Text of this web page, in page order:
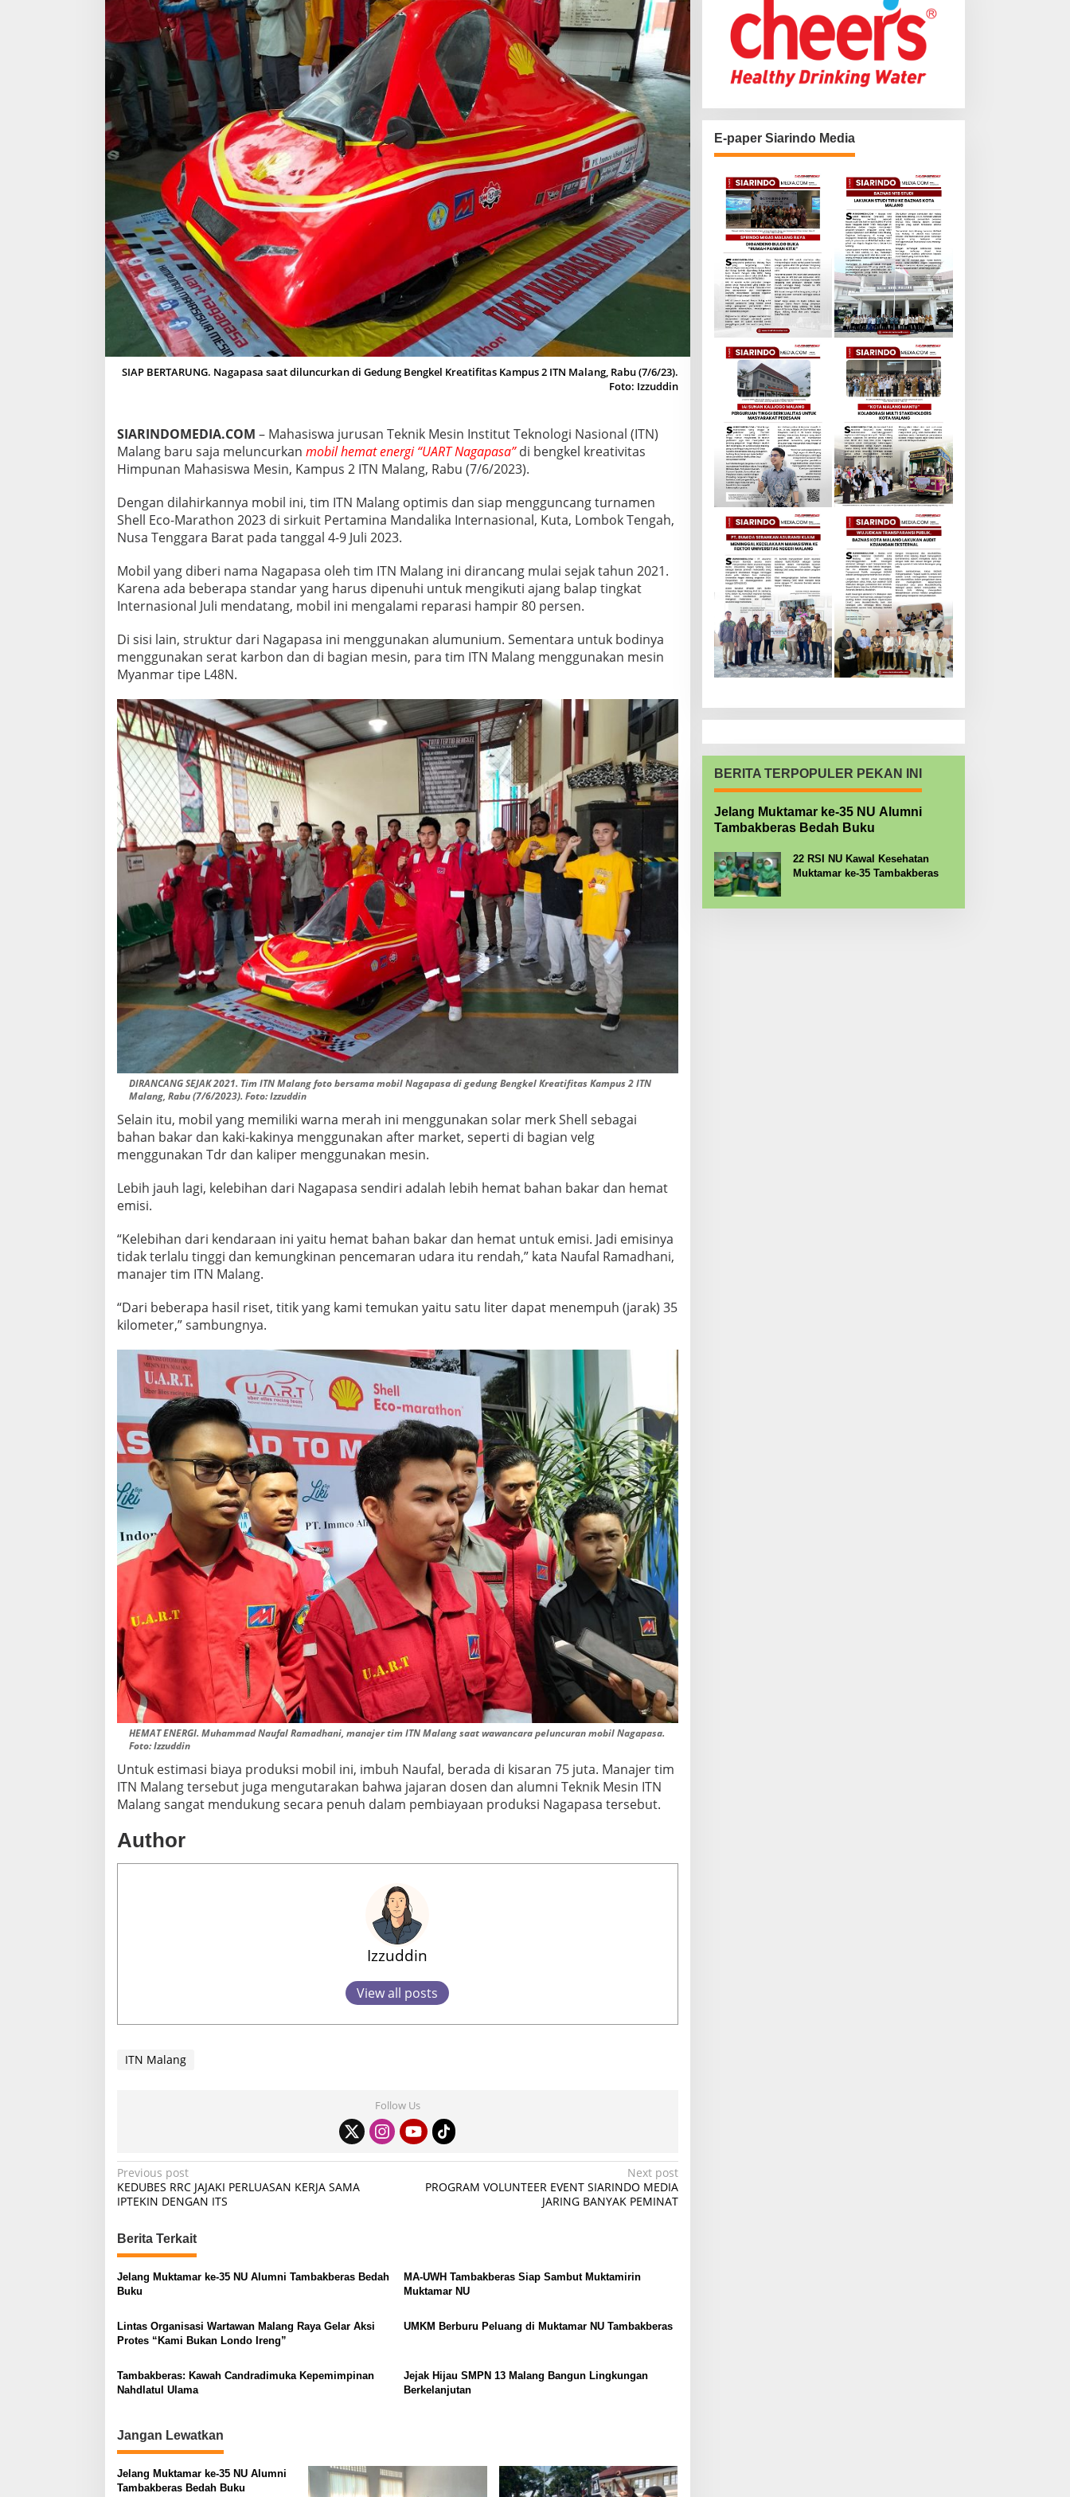
M
A
A
N
S
A
P
G
U
N
C
A
G
S
H
E
L
L
E
C
O
M
T
H
O
0
2
3
SIAP BERTARUNG. Nagapasa saat diluncurkan di Gedung Bengkel Kreatifitas Kampus 2 ITN Malang, Rabu (7/6/23).
Foto: Izzuddin
SIARINDOMEDIA.COM – Mahasiswa jurusan Teknik Mesin Institut Teknologi Nasional (ITN)
Malang baru saja meluncurkan mobil hemat energi “UART Nagapasa”di bengkel kreativitas
Himpunan Mahasiswa Mesin, Kampus 2 ITN Malang, Rabu (7/6/2023).
Dengan dilahirkannya mobil ini, tim ITN Malang optimis dan siap mengguncang turnamen
Shell Eco-Marathon 2023 di sirkuit Pertamina Mandalika Internasional, Kuta, Lombok Tengah,
Nusa Tenggara Barat pada tanggal 4-9 Juli 2023.
Mobil yang diberi nama Nagapasa oleh tim ITN Malang ini dirancang mulai sejak tahun 2021.
Karena ada beberapa standar yang harus dipenuhi untuk mengikuti ajang balap tingkat
Internasional Juli mendatang, mobil ini mengalami reparasi hampir 80 persen.
Di sisi lain, struktur dari Nagapasa ini menggunakan alumunium. Sementara untuk bodinya
menggunakan serat karbon dan di bagian mesin, para tim ITN Malang menggunakan mesin
Myanmar tipe L48N.
DIRANCANG SEJAK 2021. Tim ITN Malang foto bersama mobil Nagapasa di gedung Bengkel Kreatifitas Kampus 2 ITN
Malang, Rabu (7/6/2023). Foto: Izzuddin
Selain itu, mobil yang memiliki warna merah ini menggunakan solar merk Shell sebagai
bahan bakar dan kaki-kakinya menggunakan after market, seperti di bagian velg
menggunakan Tdr dan kaliper menggunakan mesin.
Lebih jauh lagi, kelebihan dari Nagapasa sendiri adalah lebih hemat bahan bakar dan hemat
emisi.
“Kelebihan dari kendaraan ini yaitu hemat bahan bakar dan hemat untuk emisi. Jadi emisinya
tidak terlalu tinggi dan kemungkinan pencemaran udara itu rendah,” kata Naufal Ramadhani,
manajer tim ITN Malang.
“Dari beberapa hasil riset, titik yang kami temukan yaitu satu liter dapat menempuh (jarak) 35
kilometer,” sambungnya.
HEMAT ENERGI. Muhammad Naufal Ramadhani, manajer tim ITN Malang saat wawancara peluncuran mobil Nagapasa.
Foto: Izzuddin
Untuk estimasi biaya produksi mobil ini, imbuh Naufal, berada di kisaran 75 juta. Manajer tim
ITN Malang tersebut juga mengutarakan bahwa jajaran dosen dan alumni Teknik Mesin ITN
Malang sangat mendukung secara penuh dalam pembiayaan produksi Nagapasa tersebut.
Author
Izzuddin
View all posts
ITN Malang
Follow Us
P
o
t
n
a
i
a
t
o
n
Previous post
KEDUBES RRC JAJAKI PERLUASAN KERJA SAMA
IPTEKIN DENGAN ITS
Next post
PROGRAM VOLUNTEER EVENT SIARINDO MEDIA
JARING BANYAK PEMINAT
Berita Terkait
Jelang Muktamar ke-35 NU Alumni Tambakberas Bedah
Buku
MA-UWH Tambakberas Siap Sambut Muktamirin
Muktamar NU
Lintas Organisasi Wartawan Malang Raya Gelar Aksi
Protes “Kami Bukan Londo Ireng”
UMKM Berburu Peluang di Muktamar NU Tambakberas
Tambakberas: Kawah Candradimuka Kepemimpinan
Nahdlatul Ulama
Jejak Hijau SMPN 13 Malang Bangun Lingkungan
Berkelanjutan
Jangan Lewatkan
Jelang Muktamar ke-35 NU Alumni
Tambakberas Bedah Buku
E-paper Siarindo Media
BERITA TERPOPULER PEKAN INI
Jelang Muktamar ke-35 NU Alumni
Tambakberas Bedah Buku
22 RSI NU Kawal Kesehatan
Muktamar ke-35 Tambakberas